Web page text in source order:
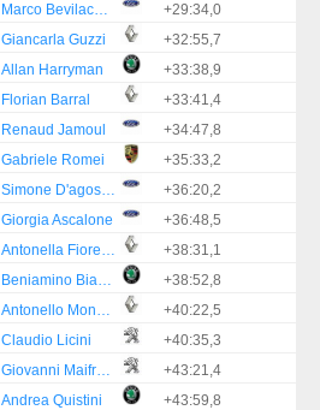
Marco Bevilacqua
+29:34,0
Giancarla Guzzi
+32:55,7
Allan Harryman
+33:38,9
Florian Barral
+33:41,4
Renaud Jamoul
+34:47,8
Gabriele Romei
+35:33,2
Simone D'agostino
+36:20,2
Giorgia Ascalone
+36:48,5
Antonella Fiorendi
+38:31,1
Beniamino Bianco
+38:52,8
Antonello Moncada
+40:22,5
Claudio Licini
+40:35,3
Giovanni Maifredini
+43:21,4
Andrea Quistini
+43:59,8